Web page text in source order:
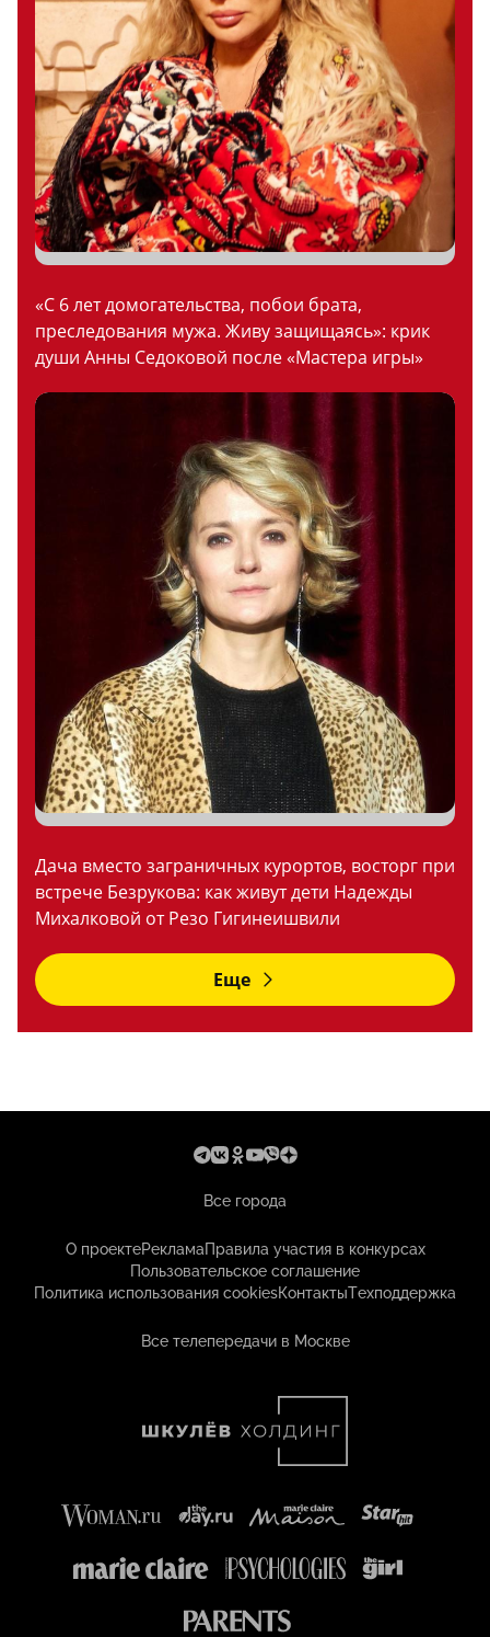
«С 6 лет домогательства, побои брата,
преследования мужа. Живу защищаясь»: крик
души Анны Седоковой после «Мастера игры»
Дача вместо заграничных курортов, восторг при
встрече Безрукова: как живут дети Надежды
Михалковой от Резо Гигинеишвили
Еще
Все города
О проектеРекламаПравила участия в конкурсах
Пользовательское соглашение
Политика использования cookiesКонтактыТехподдержка
Все телепередачи в Москве